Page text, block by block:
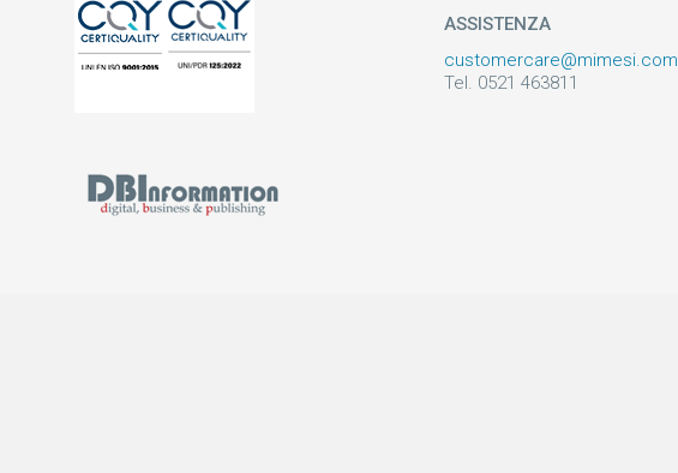
ASSISTENZA
customercare@mimesi.com
Tel. 0521 463811